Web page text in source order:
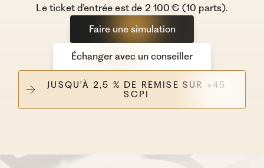
Le ticket d’entrée est de 2 100 € (10 parts).
Faire une simulation
Échanger avec un conseiller
JUSQU'À 2,5 % DE REMISE SUR +45
SCPI